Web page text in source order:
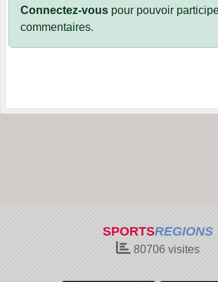
Connectez-vous pour pouvoir
commentaires.
SPORTSREGIONS
80706visites